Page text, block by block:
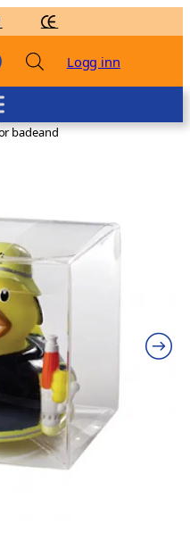
Man – Lilalu
+ LEGG TIL
Logg inn
badeand